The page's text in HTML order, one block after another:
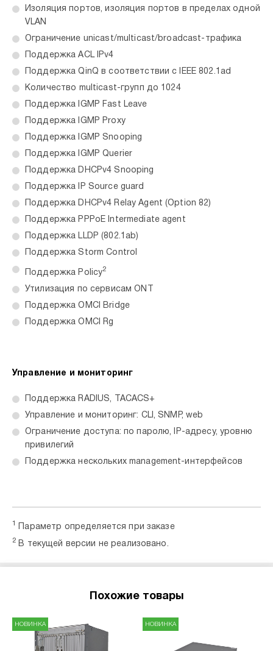
Изоляция портов, изоляция портов в пределах одной
VLAN
Ограничение unicast/multicast/broadcast-трафика
Поддержка ACL IPv4
Поддержка QinQ в соответствии с IEEE 802.1ad
Количество multicast-групп до 1024
Поддержка IGMP Fast Leave
Поддержка IGMP Proxy
Поддержка IGMP Snooping
Поддержка IGMP Querier
Поддержка DHCPv4 Snooping
Поддержка IP Source guard
Поддержка DHCPv4 Relay Agent (Option 82)
Поддержка PPPoE Intermediate agent
Поддержка LLDP (802.1ab)
Поддержка Storm Control
Поддержка Policy2
Утилизация по сервисам ONT
Поддержка OMCI Bridge
Поддержка OMCI Rg
Управление и мониторинг
Поддержка RADIUS, TACACS+
Управление и мониторинг: CLI, SNMP, web
Ограничение доступа: по паролю, IP-адресу, уровню
привилегий
Поддержка нескольких management-интерфейсов
1 Параметр определяется при заказе
2 В текущей версии не реализовано.
Похожие товары
НОВИНКА НОВИНКА